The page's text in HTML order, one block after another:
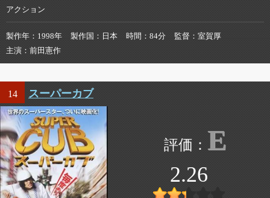
アクション
製作年 1998年 製作国 日本 時間 84分 監督
室賀厚
主演
前田憲作
14 スーパーカブ
E
2.26